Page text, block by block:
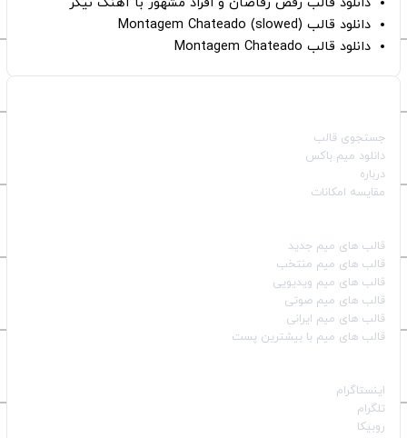
دانلود قالب رقص رقاصان و افراد مشهور با آهنگ نیگر
دانلود قالب Montagem Chateado (slowed)
دانلود قالب Montagem Chateado
جستجوی قالب
دانلود میم باکس
درباره
مقایسه امکانات
قالب‌ های میم جدید
قالب‌ های میم منتخب
قالب‌ های میم ویدیویی
قالب‌ های میم صوتی
قالب‌ های میم ایرانی
قالب‌ های میم با بیشترین پست
اینستاگرام
تلگرام
روبیکا